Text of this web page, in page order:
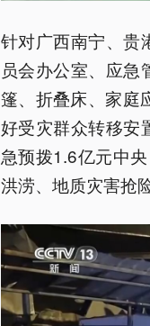
针对广西南宁、贵
员会办公室、应急
篷、折叠床、家庭
好受灾群众转移安
急预拨1.6亿元中
洪涝、地质灾害抢